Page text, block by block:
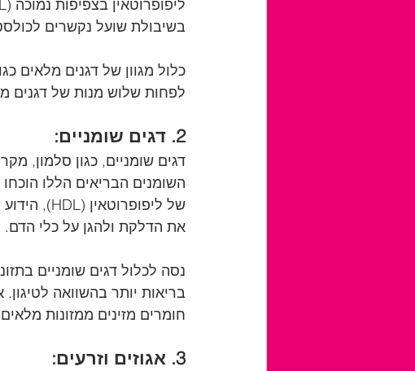
בשיבולת שועל נקשרים
כלול מגוון של דגנים מלאים
לפחות שלוש מנות של דגנים
2. דגים שומניים:
השומנים הבריאים הללו
את הדלקת ולהגן על כלי הדם.
נסה לכלול דגים שומניים
חומרים מזינים ממזונות
3. אגוזים וזרעים: